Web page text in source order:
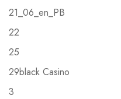
21_06_en_PB
22
25
29black Casino
3